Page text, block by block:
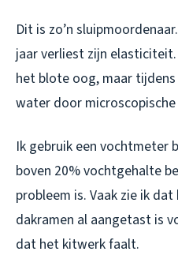
Dit is zo’n
jaar verliest zijn
het blote oog, maar
water door
Ik gebruik een vochtmeter
boven 20% vochtgehalte
probleem is. Vaak zie ik
dakramen al aangetast is
dat het kitwerk faalt.